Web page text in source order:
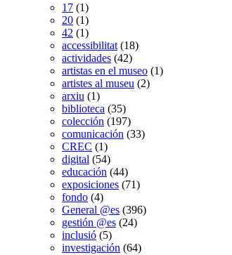
17 (1)
20 (1)
42 (1)
accessibilitat (18)
actividades (42)
artistas en el museo (1)
artistes al museu (2)
arxiu (1)
biblioteca (35)
colección (197)
comunicación (33)
CREC (1)
digital (54)
educación (44)
exposiciones (71)
fondo (4)
General @es (396)
gestión @es (24)
inclusió (5)
investigación (64)